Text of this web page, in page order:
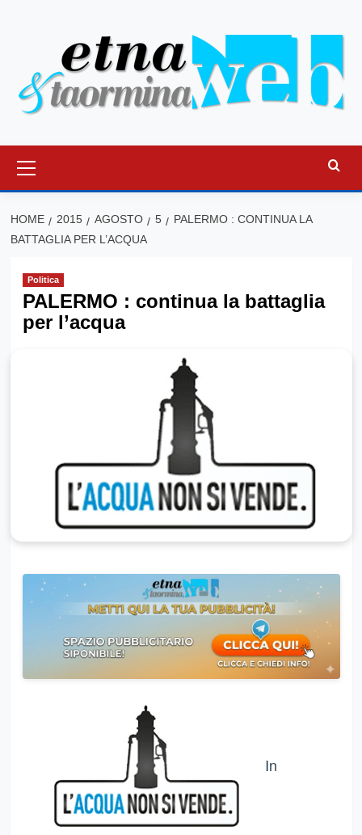
principale
HOME 2015 AGOSTO 5
PALERMO : CONTINUA LA
BATTAGLIA PER L’ACQUA
Politica
PALERMO : continua la battaglia
per l’acqua
In